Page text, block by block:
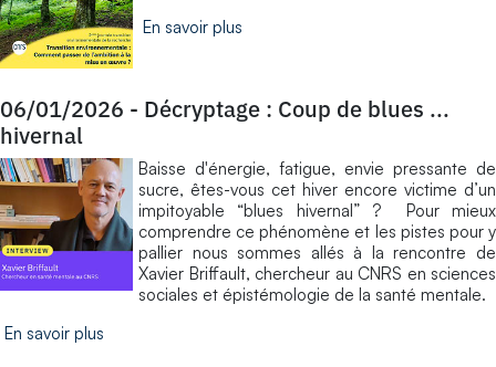
En savoir plus
06/01/2026 - Décryptage : Coup de blues ...
hivernal
Baisse d'énergie, fatigue, envie pressante de
sucre, êtes-vous cet hiver encore victime d’un
impitoyable “blues hivernal” ? Pour mieux
comprendre ce phénomène et les pistes pour y
pallier nous sommes allés à la rencontre de
Xavier Briffault, chercheur au CNRS en sciences
sociales et épistémologie de la santé mentale.
En savoir plus